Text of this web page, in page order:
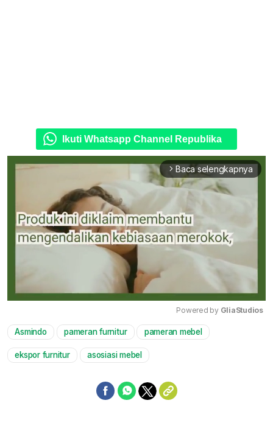
Ikuti Whatsapp Channel Republika
arrow_forward_ios Baca selengkapnya
Powered by GliaStudios
Asmindo pameran furnitur pameran mebel
ekspor furnitur asosiasi mebel